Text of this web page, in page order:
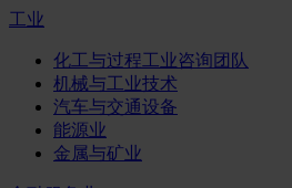
工业
化工与过程工业咨询团队
机械与工业技术
汽车与交通设备
能源业
金属与矿业